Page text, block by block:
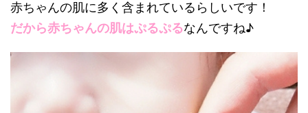
赤ちゃんの肌に多く含まれているらしいです！
だから赤ちゃんの肌はぷるぷるなんですね♪